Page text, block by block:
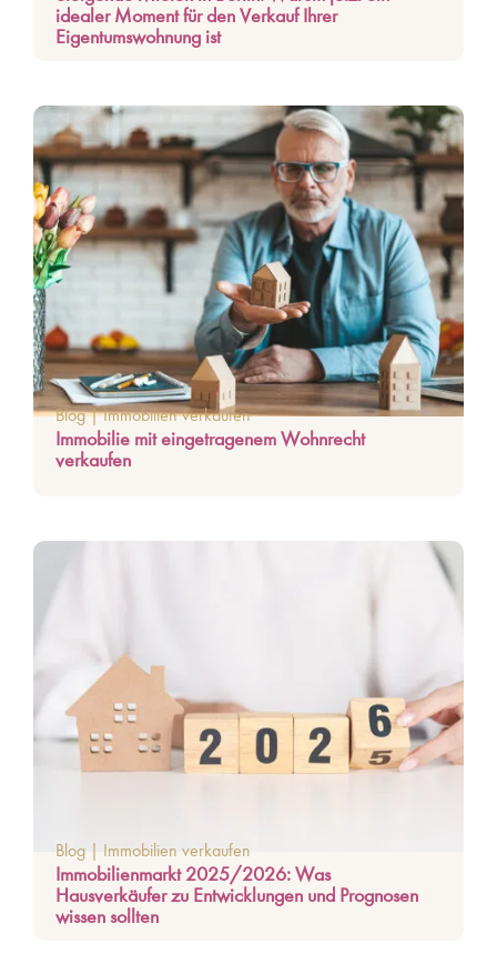
idealer Moment für den Verkauf Ihrer
Eigentumswohnung ist
Blog| Immobilien verkaufen
Immobilie mit eingetragenem Wohnrecht
verkaufen
Blog Immobilien verkaufen
Immobilienmarkt 2025/2026: Was
Hausverkäufer zu Entwicklungen und Prognosen
wissen sollten